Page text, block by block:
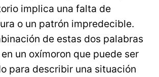
implica una falta de
o un patrón impredecible.
de estas dos palabras
un oxímoron que puede ser
para describir una situación